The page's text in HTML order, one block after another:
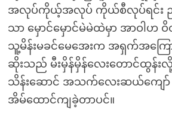
အလုပ်ကိုယ့်အလုပ် ကိုယ်စီလုပ်ရင်း ညအိ
သာ မှောင်မှောင်မဲမဲထဲမှာ အာဝါဟ
သူ့မိန်းမခင်မေအေးက အရှက်အကြေ
ဆိုးသည် မီးမှိန်မှိန်လေးတောင်ထွန်
သိန်းဆောင် အသက်လေးဆယ်ကျော်
အိမ်ထောင်ကျခဲ့တာပင်။